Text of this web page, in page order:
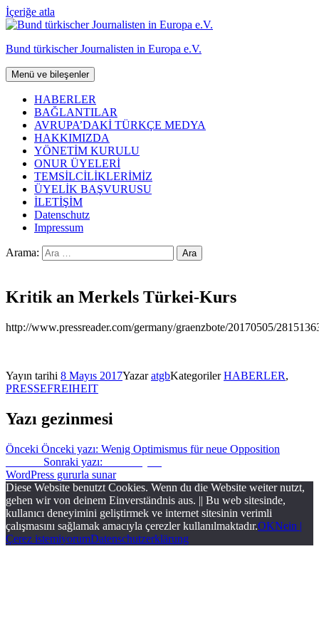
İçeriğe atla
Bund türkischer Journalisten in Europa e.V.
Menü ve bileşenler
HABERLER
BAĞLANTILAR
AVRUPA’DAKİ TÜRKÇE MEDYA
HAKKIMIZDA
YÖNETİM KURULU
ONUR ÜYELERİ
TEMSİLCİLİKLERİMİZ
ÜYELİK BAŞVURUSU
İLETİŞİM
Datenschutz
Impressum
Arama:
Kritik an Merkels Türkei-Kurs
http://www.pressreader.com/germany/graenzbote/20170505/
Yayın tarihi 8 Mayıs 2017YazaratgbKategorilerHABERLER,
PRESSEFREIHEIT
Yazı gezinmesi
Önceki Önceki yazı: Wenig Optimismus für neue Opposition
Sonraki yazı:
WordPress gururla sunar
Diese Website benutzt Cookies. Wenn du die Website weiter nutzt,
gehen wir von deinem Einverständnis aus. || Bu web sitesinde,
kullanıcı deneyimini geliştirmek ve internet sitesinin verimli
çalışmasını sağlamak amacıyla çerezler kullanılmaktadır.OKNein |
Çerez istemiyorumDatenschutzerklärung